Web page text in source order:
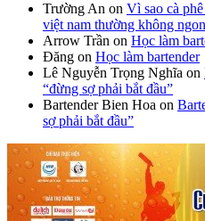
Trường An on Vì sao cà
việt nam thường không ngon
Arrow Trần on Học làm
Đăng on Học làm bartender
Lê Nguyễn Trọng Nghĩa on
“đừng sợ phải bắt đầu”
Bartender Bien Hoa on
sợ phải bắt đầu”